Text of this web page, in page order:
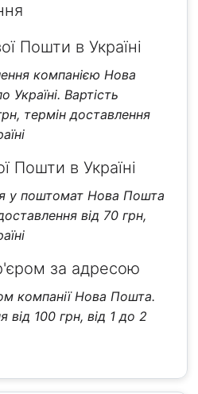
Пошти в Україні
компанією Нова
Україні. Вартість
термін доставлення
Пошти в Україні
у поштомат Нова Пошта
від 70 грн,
за адресою
компанії Нова Пошта.
від 100 грн, від 1 до 2